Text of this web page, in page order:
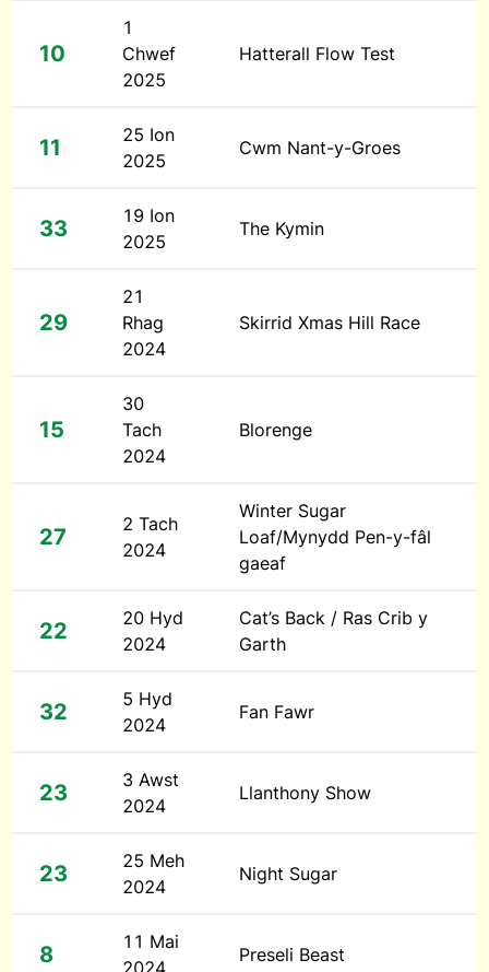
10
1
Chwef
2025
Hatterall Flow Test
11
25 Ion
2025
Cwm Nant-y-Groes
33
19 Ion
2025
The Kymin
29
21
Rhag
2024
Skirrid Xmas Hill Race
15
30
Tach
2024
Blorenge
27
2 Tach
2024
Winter Sugar
Loaf/Mynydd Pen-y-fâl
gaeaf
22
20 Hyd
2024
Cat’s Back / Ras Crib y
Garth
32
5 Hyd
2024
Fan Fawr
23
3 Awst
2024
Llanthony Show
23
25 Meh
2024
Night Sugar
8
11 Mai
2024
Preseli Beast